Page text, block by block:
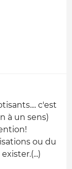
c'est
à un sens)
ou du